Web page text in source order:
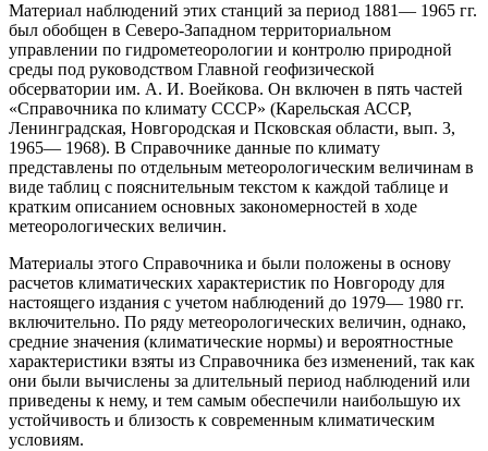
Материал наблюдений этих станций за период 1881— 1965 гг.
был обобщен в Северо-Западном территориальном
управлении по гидрометеорологии и контролю природной
среды под руководством Главной геофизической
обсерватории им. А. И. Воейкова. Он включен в пять частей
«Справочника по климату СССР» (Карельская АССР,
Ленинградская, Новгородская и Псковская области, вып. 3,
1965— 1968). В Справочнике данные по климату
представлены по отдельным метеорологическим величинам в
виде таблиц с пояснительным текстом к каждой таблице и
кратким описанием основных закономерностей в ходе
метеорологических величин.
Материалы этого Справочника и были положены в основу
расчетов климатических характеристик по Новгороду для
настоящего издания с учетом наблюдений до 1979— 1980 гг.
включительно. По ряду метеорологических величин, однако,
средние значения (климатические нормы) и вероятностные
характеристики взяты из Справочника без изменений, так как
они были вычислены за длительный период наблюдений или
приведены к нему, и тем самым обеспечили наибольшую их
устойчивость и близость к современным климатическим
условиям.